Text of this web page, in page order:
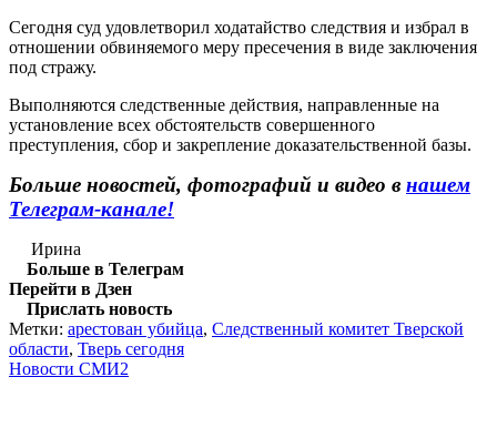
Сегодня суд удовлетворил ходатайство следствия и избрал в
отношении обвиняемого меру пресечения в виде заключения
под стражу.
Выполняются следственные действия, направленные на
установление всех обстоятельств совершенного
преступления, сбор и закрепление доказательственной базы.
Больше новостей, фотографий и видео в нашем
Телеграм-канале!
Ирина
Больше в Телеграм
Перейти в Дзен
Прислать новость
Метки: арестован убийца, Следственный комитет Тверской
области, Тверь сегодня
Новости СМИ2